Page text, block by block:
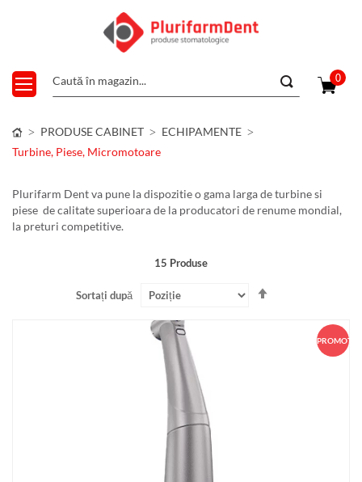
0
PRODUSE CABINET
ECHIPAMENTE
Turbine, Piese, Micromotoare
Plurifarm Dent va pune la dispozitie o gama larga de turbine si
piese de calitate superioara de la producatori de renume mondial,
la preturi competitive.
15 Produse
Sortați după
PROMOȚIE